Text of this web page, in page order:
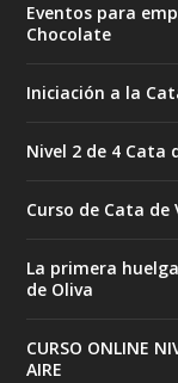
Eventos para
Chocolate
Iniciación a la
Nivel 2 de 4 Cata
Curso de Cata de
La primera
de Oliva
CURSO ONLINE
AIRE